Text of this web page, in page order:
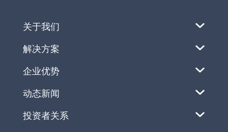
关于我们
解决方案
企业优势
动态新闻
投资者关系